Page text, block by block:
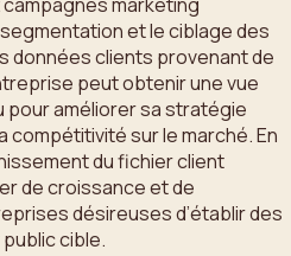
et le ciblage des
données clients provenant de
peut obtenir une vue
pour améliorer sa stratégie
sur le marché. En
du fichier client
de croissance et de
désireuses d’établir des
cible.